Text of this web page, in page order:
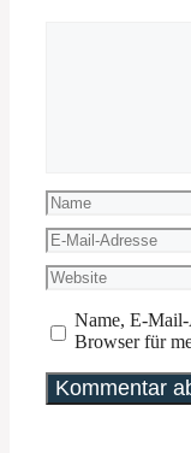
Name
E-
Mail-
Adresse
Website
Name, E-Mail-
Browser für